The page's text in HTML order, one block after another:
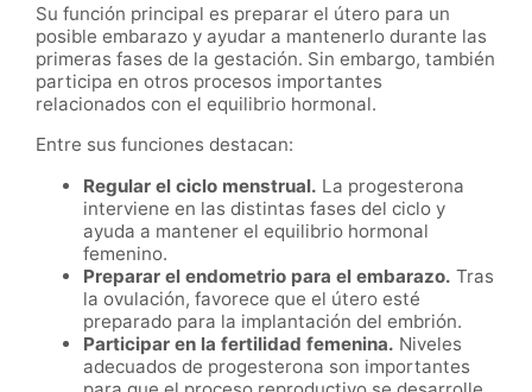
Su función principal es preparar el útero para un
posible embarazo y ayudar a mantenerlo durante las
primeras fases de la gestación. Sin embargo, también
participa en otros procesos importantes
relacionados con el equilibrio hormonal.
Entre sus funciones destacan:
Regular el ciclo menstrual. La progesterona
interviene en las distintas fases del ciclo y
ayuda a mantener el equilibrio hormonal
femenino.
Preparar el endometrio para el embarazo. Tras
la ovulación, favorece que el útero esté
preparado para la implantación del embrión.
Participar en la fertilidad femenina. Niveles
adecuados de progesterona son importantes